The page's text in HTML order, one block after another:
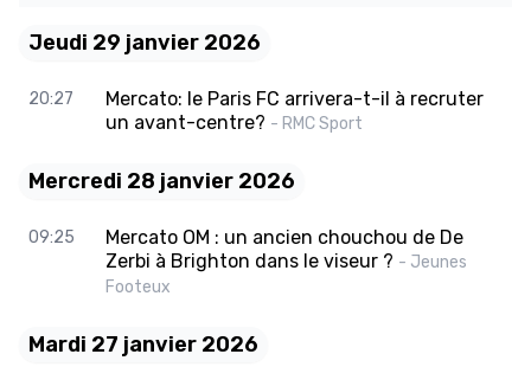
Jeudi 29 janvier 2026
20:27
Mercato: le Paris FC arrivera-t-il à recruter
un avant-centre? - RMC Sport
Mercredi 28 janvier 2026
09:25
Mercato OM : un ancien chouchou de De
Zerbi à Brighton dans le viseur ? - Jeunes
Footeux
Mardi 27 janvier 2026